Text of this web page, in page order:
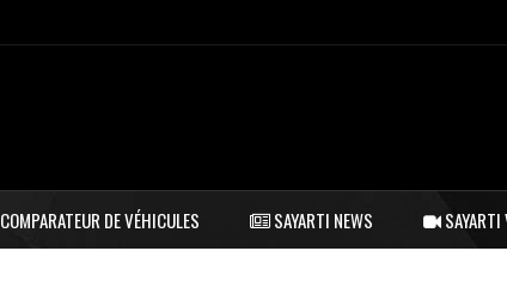
COMPARATEUR DE VÉHICULES SAYARTI NEWS